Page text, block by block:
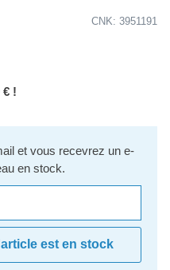
CNK: 3951191
!
et vous recevrez un e-
en stock.
est en stock